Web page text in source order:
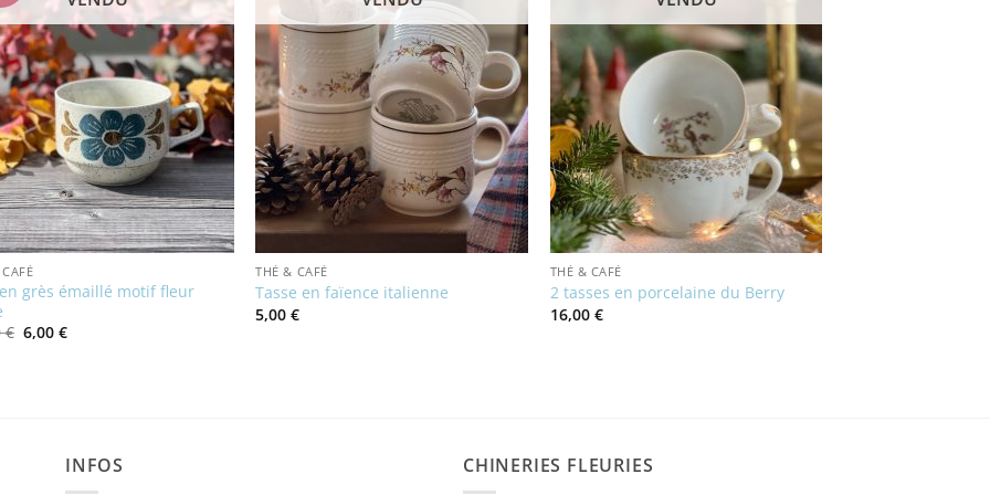
grès émaillé motif fleur
€ Le
prix
6,00€Le
THÉ & CAFÉ
Tasse en faïence italienne
5,00€
THÉ & CAFÉ
2 tasses en porcelaine du Berry
16,00 €
INFOS CHINERIES FLEURIES